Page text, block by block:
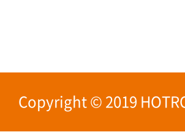
Copyright © 2019